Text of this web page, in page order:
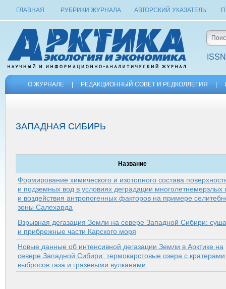
ГЛАВНАЯ РУБРИКИ ЖУРНАЛА АВТОРСКИЙ УКАЗАТЕЛЬ
О ЖУРНАЛЕ РЕДАКЦИОННЫЙ СОВЕТ И РЕДКОЛЛЕГИЯ
ЗАПАДНАЯ СИБИРЬ
Название
Формирование химического и изотопного состава
и подземных вод в условиях деградации многолетнемерзлых
и воздействия антропогенных факторов на примере
зоны Салехарда
Взрывная дегазация Земли на севере Западной Сибири: суша
и прибрежные части Карского моря
Новые данные об интенсивной дегазации Земли в Арктике на
севере Западной Сибири: термокарстовые озера с кратерами
выбросов газа и грязевыми вулканами